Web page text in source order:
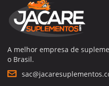
A melhor empresa de
o Brasil.